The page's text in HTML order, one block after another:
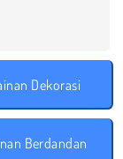
Dekorasi
Berdandan